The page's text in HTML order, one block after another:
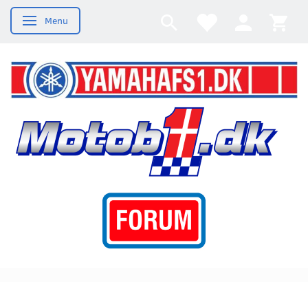
Skifte navigation
Menu